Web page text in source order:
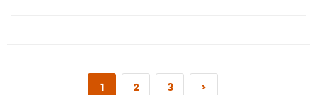
1 2 3 >